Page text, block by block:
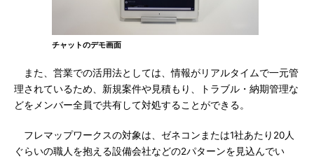
チャットのデモ画面
また、営業での活用法としては、情報がリアルタイムで一元管
理されているため、新規案件や見積もり、トラブル・納期管理な
どをメンバー全員で共有して対処することができる。
フレマップワークスの対象は、ゼネコンまたは1社あたり20人
ぐらいの職人を抱える設備会社などの2パターンを見込んでい